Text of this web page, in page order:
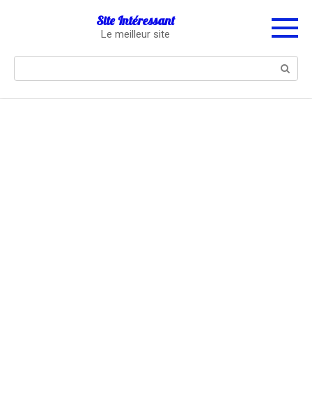
Site Intéressant
Le meilleur site